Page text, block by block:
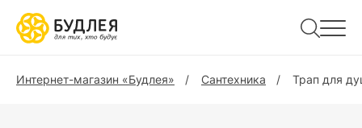
Интернет-магазин «Будлея» Сантехника Трап для